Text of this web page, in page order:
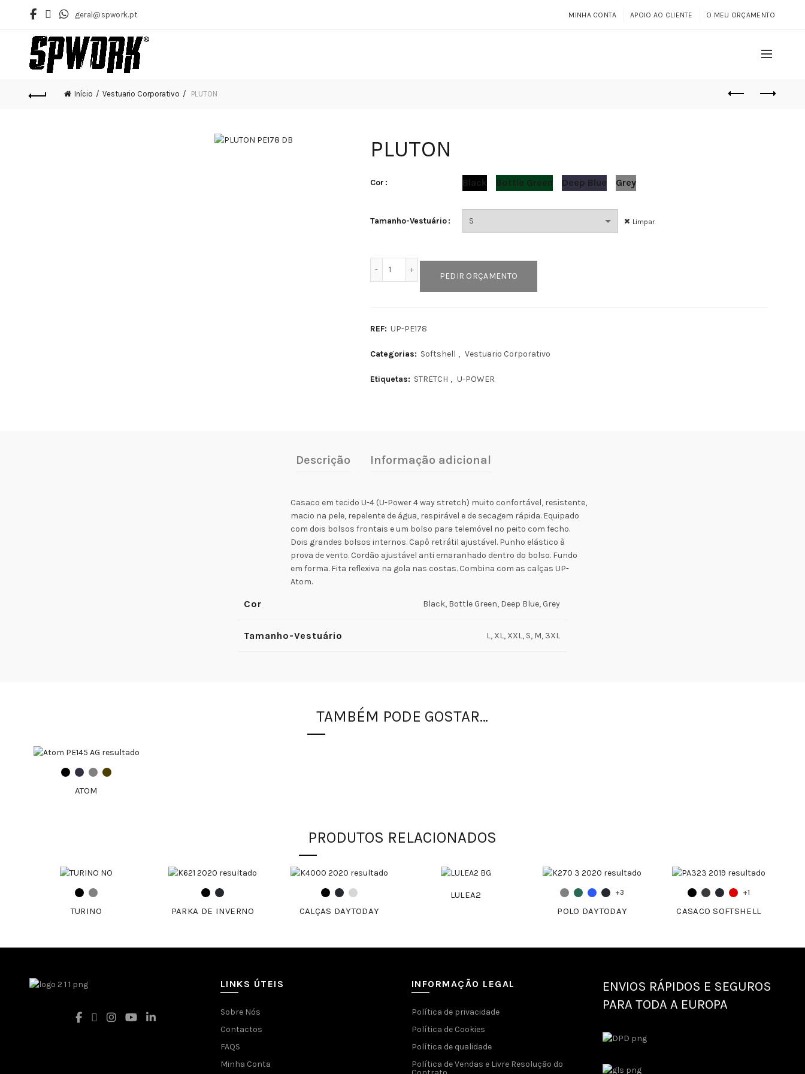
geral@spwork.pt MINHA CONTA APOIO AO CLIENTE O MEU ORÇAMENTO
Início Vestuario Corporativo PLUTON
PLUTON
Cor Black Bottle Green Deep Blue Grey
Tamanho-Vestuário Limpar
Quantidade de PLUTON
PEDIR ORÇAMENTO
REF: UP-PE178
Categorias: Softshell , Vestuario Corporativo
Etiquetas: STRETCH , U-POWER
Descrição Informação adicional
Casaco em tecido U-4 (U-Power 4 way stretch) muito confortável, resistente,
macio na pele, repelente de água, respirável e de secagem rápida. Equipado
com dois bolsos frontais e um bolso para telemóvel no peito com fecho.
Dois grandes bolsos internos. Capô retrátil ajustável. Punho elástico à
prova de vento. Cordão ajustável anti emaranhado dentro do bolso. Fundo
em forma. Fita reflexiva na gola nas costas. Combina com as calças UP-
Atom.
Cor Black, Bottle Green, Deep Blue, Grey
Tamanho-Vestuário L, XL, XXL, S, M, 3XL
TAMBÉM PODE GOSTAR…
ATOM
PRODUTOS RELACIONADOS
TURINO PARKA DE INVERNO CALÇAS DAYTODAY
LULEA2 +3
POLO DAYTODAY
+1
CASACO SOFTSHELL
LINKS ÚTEIS
Sobre Nós
Contactos
FAQS
Minha Conta
INFORMAÇÃO LEGAL
Política de privacidade
Política de Cookies
Política de qualidade
Política de Vendas e Livre Resolução do
ENVIOS RÁPIDOS E SEGUROS
PARA TODA A EUROPA